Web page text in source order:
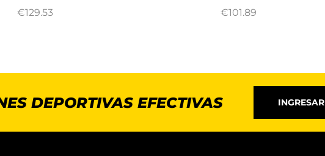
€129.53
€101.89
DEPORTIVAS EFECTIVAS INGRESAR